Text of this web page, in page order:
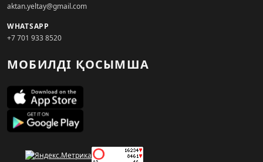
aktan.yeltay@gmail.com
WHATSAPP
+7 701 933 8520
МОБИЛДІ ҚОСЫМША